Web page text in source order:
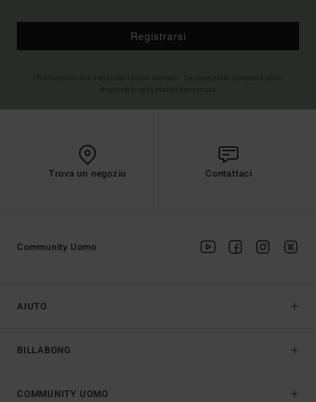
Registrarsi
Trova un negozio Contattaci
AIUTO
BILLABONG
Community Uomo
COMMUNITY UOMO